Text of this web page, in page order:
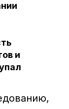
и